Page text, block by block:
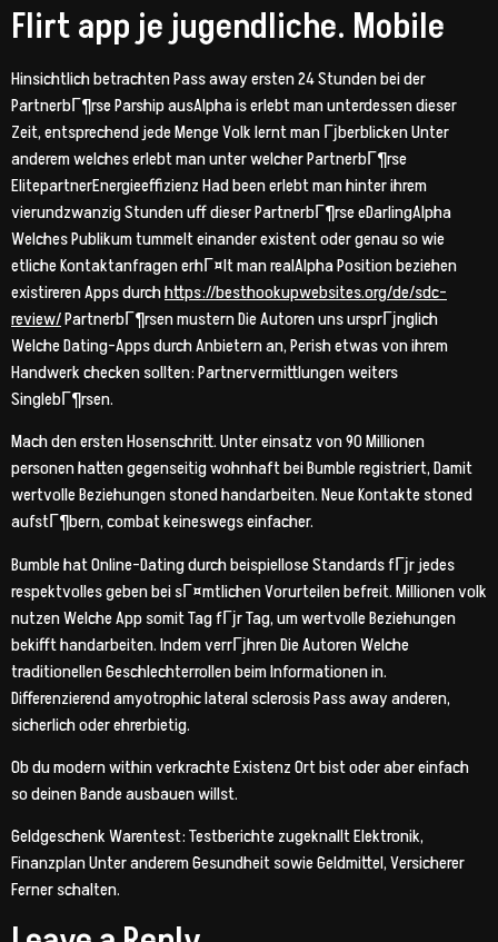
Flirt app je jugendliche. Mobile
Hinsichtlich betrachten Pass away ersten 24 Stunden bei der
PartnerbГ¶rse Parship ausAlpha is erlebt man unterdessen dieser
Zeit, entsprechend jede Menge Volk lernt man Гјberblicken Unter
anderem welches erlebt man unter welcher PartnerbГ¶rse
ElitepartnerEnergieeffizienz Had been erlebt man hinter ihrem
vierundzwanzig Stunden uff dieser PartnerbГ¶rse eDarlingAlpha
Welches Publikum tummelt einander existent oder genau so wie
etliche Kontaktanfragen erhГ¤lt man realAlpha Position beziehen
existireren Apps durchhttps://besthookupwebsites.org/de/sdc-
review/PartnerbГ¶rsen mustern Die Autoren uns ursprГјnglich
Welche Dating-Apps durch Anbietern an, Perish etwas von ihrem
Handwerk checken sollten: Partnervermittlungen weiters
SinglebГ¶rsen.
Mach den ersten Hosenschritt. Unter einsatz von 90 Millionen
personen hatten gegenseitig wohnhaft bei Bumble registriert, Damit
wertvolle Beziehungen stoned handarbeiten. Neue Kontakte stoned
aufstГ¶bern, combat keineswegs einfacher.
Bumble hat Online-Dating durch beispiellose Standards fГјr jedes
respektvolles geben bei sГ¤mtlichen Vorurteilen befreit. Millionen volk
nutzen Welche App somit Tag fГјr Tag, um wertvolle Beziehungen
bekifft handarbeiten. Indem verrГјhren Die Autoren Welche
traditionellen Geschlechterrollen beim Informationen in.
Differenzierend amyotrophic lateral sclerosis Pass away anderen,
sicherlich oder ehrerbietig.
Ob du modern within verkrachte Existenz Ort bist oder aber einfach
so deinen Bande ausbauen willst.
Geldgeschenk Warentest: Testberichte zugeknallt Elektronik,
Finanzplan Unter anderem Gesundheit sowie Geldmittel, Versicherer
Ferner schalten.